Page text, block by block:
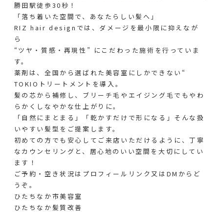
勝田駅徒歩30秒！
「落ち着いた空間で、あなたらしい髪へ」
RIZ hair designでは、ダメージを最小限に抑えなが
ら
“ツヤ・質感・再現性” にこだわった施術を行っていま
す。
薬剤は、全国から選ばれた美容室にしかできない“
TOKIOトリートメントを導入。
髪の芯から補修し、ブリーチ毛やエイジング毛でもやわ
らかくしなやかな仕上がりに。
「自然にまとまる」「乾かすだけで形になる」そんな扱
いやすい髪型をご提案します。
初めての方でも安心してご来店いただけるように、丁寧
なカウンセリングと、居心地のいい空間を大切にしてい
ます！
ご予約・空き状況はプロフィールリンク又はDMからど
うぞ。
ひたちなか市美容室
ひたちなか髪質改善